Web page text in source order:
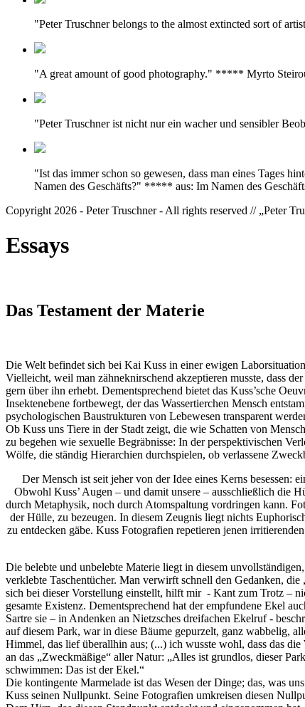
"Peter Truschner belongs to the almost extincted sort of
"A great amount of good photography." ***** Myrto
"Peter Truschner ist nicht nur ein wacher und sensibler
"Ist das immer schon so gewesen, dass man eines Tages
Namen des Geschäfts?" ***** aus: Im Namen des
Copyright 2026 - Peter Truschner - All rights reserved // „Peter
Essays
Das Testament der Materie
Die Welt befindet sich bei Kai Kuss in einer ewigen
Vielleicht, weil man zähneknirschend akzeptieren musste, dass
gern über ihn erhebt. Dementsprechend bietet das Kuss’sche
Insektenebene fortbewegt, der das Wassertierchen Mensch
psychologischen Baustrukturen von Lebewesen transparent
Ob Kuss uns Tiere in der Stadt zeigt, die wie Schatten von
zu begehen wie sexuelle Begräbnisse: In der perspektivischen
Wölfe, die ständig Hierarchien durchspielen, ob verlassene
Der Mensch ist seit jeher von der Idee eines Kerns besessen:
Obwohl Kuss’ Augen – und damit unsere – ausschließlich die
durch Metaphysik, noch durch Atomspaltung vordringen kann.
der Hülle, zu bezeugen. In diesem Zeugnis liegt nichts
zu entdecken gäbe. Kuss Fotografien repetieren jenen
Die belebte und unbelebte Materie liegt in diesem
verklebte Taschentücher. Man verwirft schnell den Gedanken,
sich bei dieser Vorstellung einstellt, hilft mir - Kant zum Trotz –
gesamte Existenz. Dementsprechend hat der empfundene Ekel
Sartre sie – in Andenken an Nietzsches dreifachen Ekelruf -
auf diesem Park, war in diese Bäume gepurzelt, ganz wabbelig,
Himmel, das lief überallhin aus; (...) ich wusste wohl, dass das
an das „Zweckmäßige“ aller Natur: „Alles ist grundlos, dieser
schwimmen: Das ist der Ekel.“
Die kontingente Marmelade ist das Wesen der Dinge; das, was
Kuss seinen Nullpunkt. Seine Fotografien umkreisen diesen